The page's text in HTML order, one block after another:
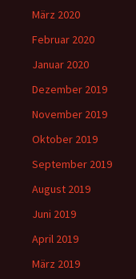
März 2020
Februar 2020
Januar 2020
Dezember 2019
November 2019
Oktober 2019
September 2019
August 2019
Juni 2019
April 2019
März 2019